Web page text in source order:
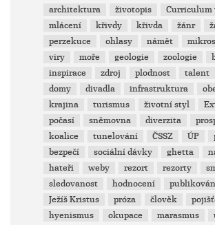
architektura
životopis
Curriculum
mlácení
křivdy křivda žánr
perzekuce
ohlasy námět
viry
moře geologie zoologie
inspirace
zdroj plodnost talent
domy
divadla infrastruktura
krajina
turismus životní styl
počasí
sněmovna diverzita
koalice
tunelování ČSSZ ÚP
bezpečí
sociální dávky ghetta
hateři
weby rezort rezorty
sledovanost
hodnocení
Ježíš Kristus
próza člověk
hyenismus
okupace marasmus